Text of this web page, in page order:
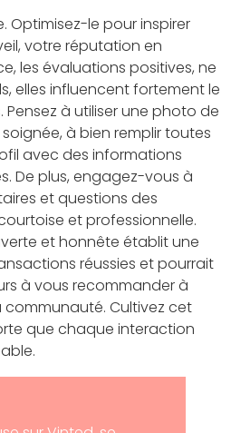
Optimisez-le pour inspirer
votre réputation en
les évaluations positives, ne
elles influencent fortement le
à utiliser une photo de
à bien remplir toutes
avec des informations
De plus, engagez-vous à
et questions des
et professionnelle.
et honnête établit une
réussies et pourrait
à vous recommander à
communauté. Cultivez cet
que chaque interaction